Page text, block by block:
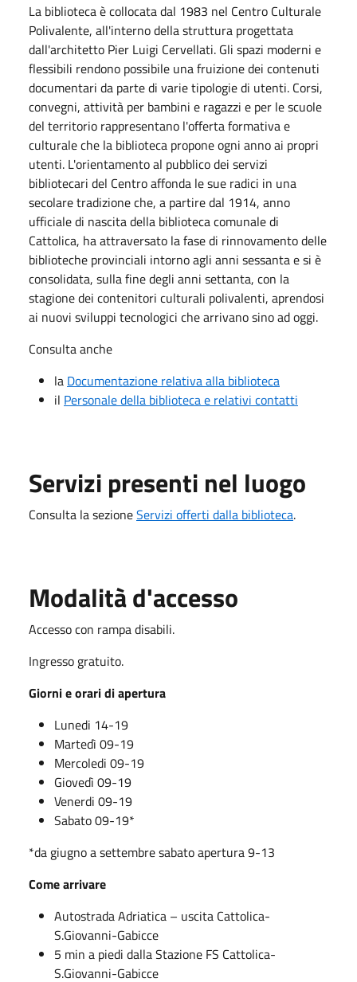
La biblioteca è collocata dal 1983 nel Centro Culturale
Polivalente, all'interno della struttura progettata
dall'architetto Pier Luigi Cervellati. Gli spazi moderni e
flessibili rendono possibile una fruizione dei contenuti
documentari da parte di varie tipologie di utenti. Corsi,
convegni, attività per bambini e ragazzi e per le scuole
del territorio rappresentano l'offerta formativa e
culturale che la biblioteca propone ogni anno ai propri
utenti. L'orientamento al pubblico dei servizi
bibliotecari del Centro affonda le sue radici in una
secolare tradizione che, a partire dal 1914, anno
ufficiale di nascita della biblioteca comunale di
Cattolica, ha attraversato la fase di rinnovamento delle
biblioteche provinciali intorno agli anni sessanta e si è
consolidata, sulla fine degli anni settanta, con la
stagione dei contenitori culturali polivalenti, aprendosi
ai nuovi sviluppi tecnologici che arrivano sino ad oggi.
Consulta anche
la Documentazione relativa alla biblioteca
il Personale della biblioteca e relativi contatti
Servizi presenti nel luogo
Consulta la sezioneServizi offerti dalla biblioteca.
Modalità d'accesso
Accesso con rampa disabili.
Ingresso gratuito.
Giorni e orari di apertura
Lunedi 14-19
Martedì 09-19
Mercoledi 09-19
Giovedì 09-19
Venerdi 09-19
Sabato 09-19*
*da giugno a settembre sabato apertura 9-13
Come arrivare
Autostrada Adriatica – uscita Cattolica-
S.Giovanni-Gabicce
5 min a piedi dalla Stazione FS Cattolica-
S.Giovanni-Gabicce